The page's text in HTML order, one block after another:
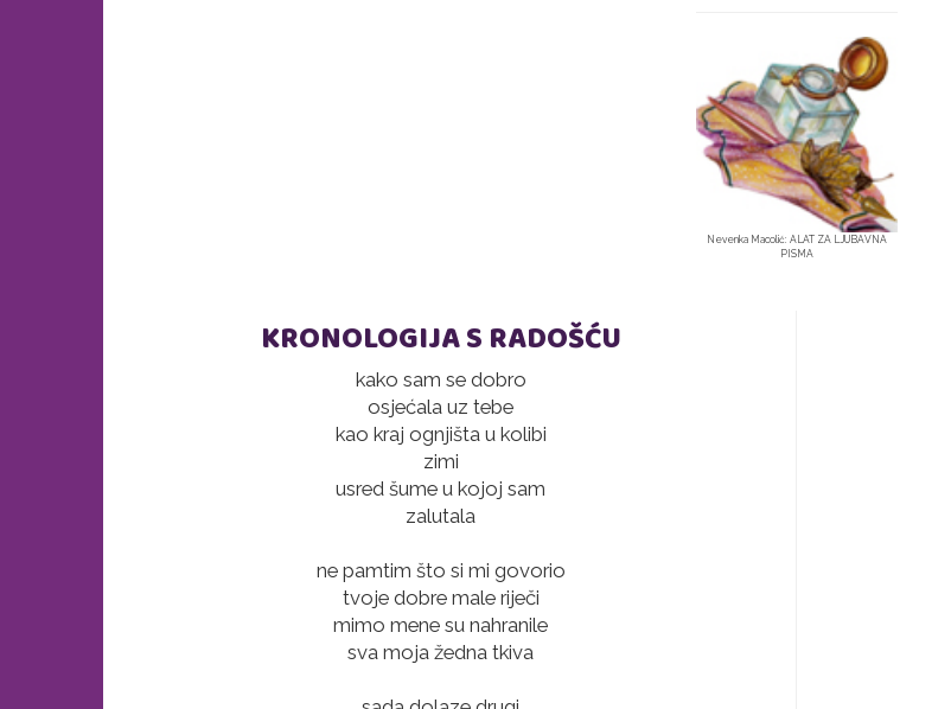
Nevenka Macolić: ALAT ZA LJUBAVNA
PISMA
KRONOLOGIJA S RADOŠĆU
kako sam se dobro
osjećala uz tebe
kao kraj ognjišta u kolibi
zimi
usred šume u kojoj sam
zalutala
ne pamtim što si mi govorio
tvoje dobre male riječi
mimo mene su nahranile
sva moja žedna tkiva